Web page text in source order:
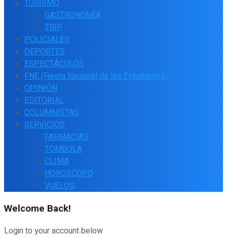
TURISMO
GASTRONOMÍA
TRIP
POLICIALES
DEPORTES
ESPECTÁCULOS
FNE (Fiesta Nacional de los Estudiantes)
OPINIÓN
EDITORIAL
COLUMNISTAS
SERVICIOS
FARMACIAS
TOMBOLA
CLIMA
HOROSCOPO
VUELOS
Welcome Back!
Login to your account below